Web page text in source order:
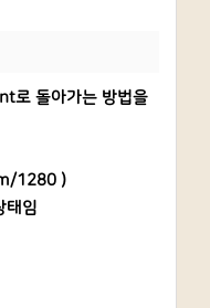
로 돌아가는 방법을
1280 )
태임